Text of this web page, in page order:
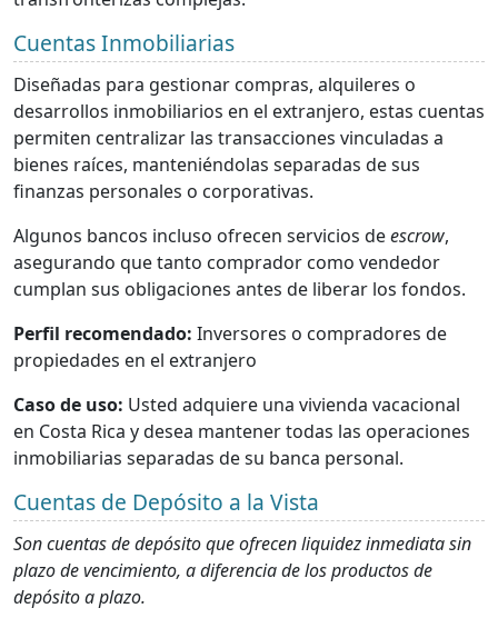
Cuentas Inmobiliarias
Diseñadas para gestionar compras, alquileres o
desarrollos inmobiliarios en el extranjero, estas cuentas
permiten centralizar las transacciones vinculadas a
bienes raíces, manteniéndolas separadas de sus
finanzas personales o corporativas.
Algunos bancos incluso ofrecen servicios deescrow,
asegurando que tanto comprador como vendedor
cumplan sus obligaciones antes de liberar los fondos.
Perfil recomendado: Inversores o compradores de
propiedades en el extranjero
Caso de uso: Usted adquiere una vivienda vacacional
en Costa Rica y desea mantener todas las operaciones
inmobiliarias separadas de su banca personal.
Cuentas de Depósito a la Vista
Son cuentas de depósito que ofrecen liquidez inmediata sin
plazo de vencimiento, a diferencia de los productos de
depósito a plazo.